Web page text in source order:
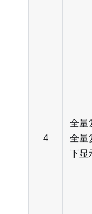
4
全量
全量
下显